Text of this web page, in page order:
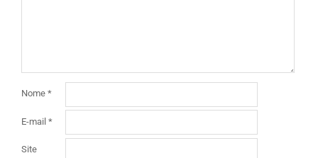
Nome *
E-mail *
Site